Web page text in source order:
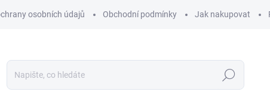
osobních údajů Obchodní podmínky Jak nakupovat
Hledat